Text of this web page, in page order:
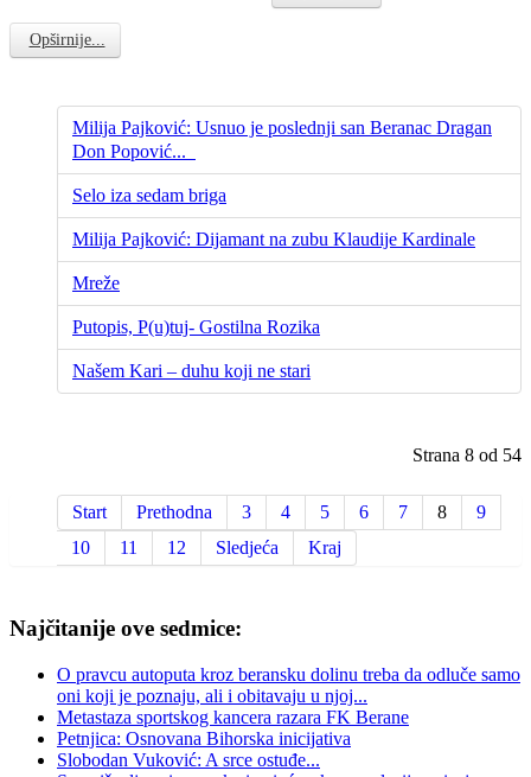
Opširnije...
Milija Pajković: Usnuo je poslednji san Beranac Dragan
Don Popović...
Selo iza sedam briga
Milija Pajković: Dijamant na zubu Klaudije Kardinale
Mreže
Putopis, P(u)tuj- Gostilna Rozika
Našem Kari – duhu koji ne stari
Strana 8 od 54
Start Prethodna 3 4 5 6 7 8
9
10
11 12 Sledjeća Kraj
Najčitanije ove sedmice:
O pravcu autoputa kroz beransku dolinu treba da odluče samo
oni koji je poznaju, ali i obitavaju u njoj...
Metastaza sportskog kancera razara FK Berane
Petnjica: Osnovana Bihorska inicijativa
Slobodan Vuković: A srce ostuđe...